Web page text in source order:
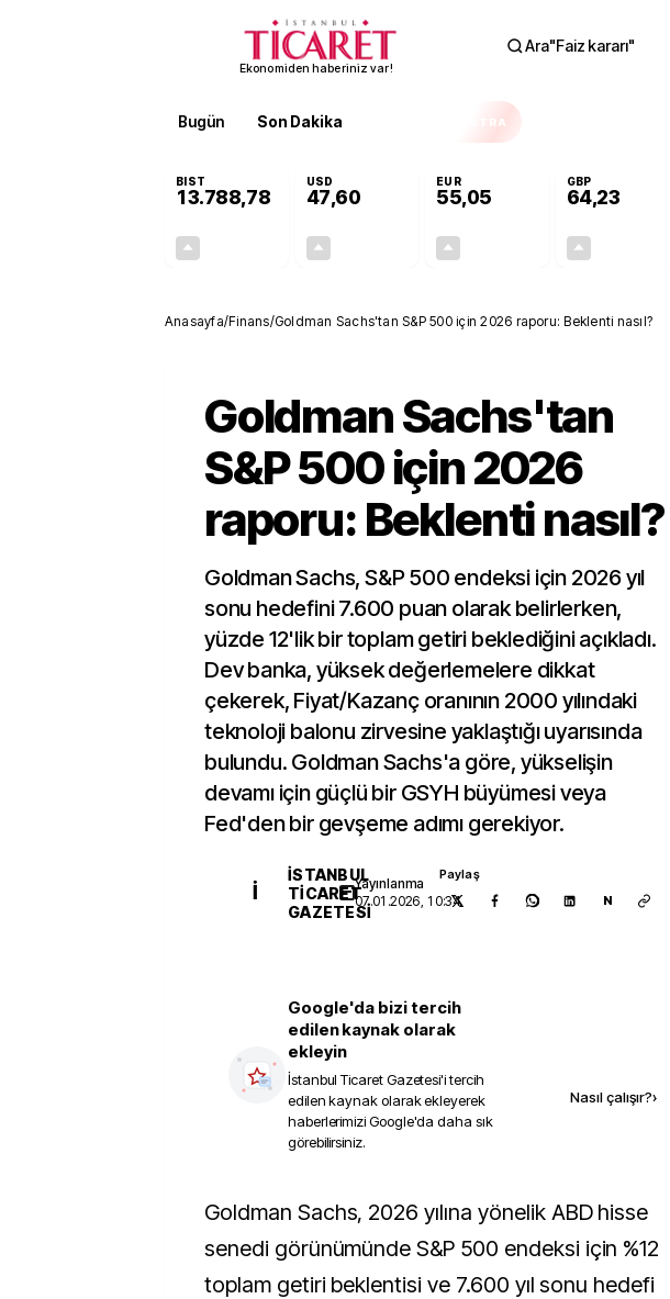
Ekonomiden haberiniz var!
Ara"Faiz kararı"
Bugün Son Dakika EKSTRA
BIST
13.788,78
USD
47,60
EUR
55,05
GBP
64,23
Anasayfa/Finans/Goldman Sachs'tan S&P 500 için 2026 raporu: Beklenti nasıl?
Goldman Sachs'tan
S&P 500 için 2026
raporu: Beklenti nasıl?
Goldman Sachs, S&P 500 endeksi için 2026 yıl
sonu hedefini 7.600 puan olarak belirlerken,
yüzde 12'lik bir toplam getiri beklediğini açıkladı.
Dev banka, yüksek değerlemelere dikkat
çekerek, Fiyat/Kazanç oranının 2000 yılındaki
teknoloji balonu zirvesine yaklaştığı uyarısında
bulundu. Goldman Sachs'a göre, yükselişin
devamı için güçlü bir GSYH büyümesi veya
Fed'den bir gevşeme adımı gerekiyor.
İ
İSTANBUL
TICARET
GAZETESI
Yayınlanma
07.01.2026, 10:34
Paylaş
N
Google'da bizi tercih
edilen kaynak olarak
ekleyin
İstanbul Ticaret Gazetesi'i tercih
edilen kaynak olarak ekleyerek
haberlerimizi Google'da daha sık
görebilirsiniz.
Nasıl çalışır?›
Goldman Sachs, 2026 yılına yönelik ABD hisse
senedi görünümünde S&P 500 endeksi için %12
toplam getiri beklentisi ve 7.600 yıl sonu hedefi